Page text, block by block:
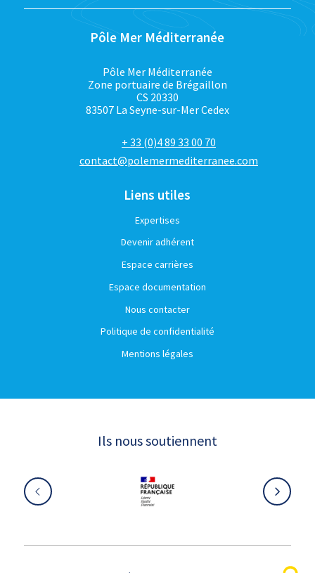
Pôle Mer Méditerranée
Pôle Mer Méditerranée
Zone portuaire de Brégaillon
CS 20330
83507 La Seyne-sur-Mer Cedex
+ 33 (0)4 89 33 00 70
contact@polemermediterranee.com
Liens utiles
Expertises
Devenir adhérent
Espace carrières
Espace documentation
Nous contacter
Politique de confidentialité
Mentions légales
Ils nous soutiennent